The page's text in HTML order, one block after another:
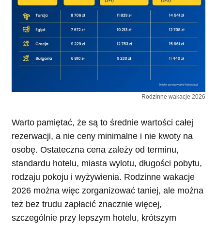
Rodzinne wakacje 2026
Warto pamiętać, że są to średnie wartości całej
rezerwacji, a nie ceny minimalne i nie kwoty na
osobę. Ostateczna cena zależy od terminu,
standardu hotelu, miasta wylotu, długości pobytu,
rodzaju pokoju i wyżywienia. Rodzinne wakacje
2026 można więc zorganizować taniej, ale można
też bez trudu zapłacić znacznie więcej,
szczególnie przy lepszym hotelu, krótszym